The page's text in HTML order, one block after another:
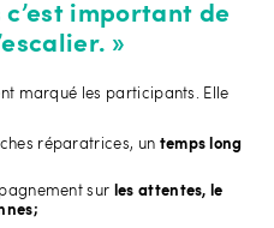
c’est important de
»
marqué les participants. Elle
réparatrices, un temps long
sur les attentes, le